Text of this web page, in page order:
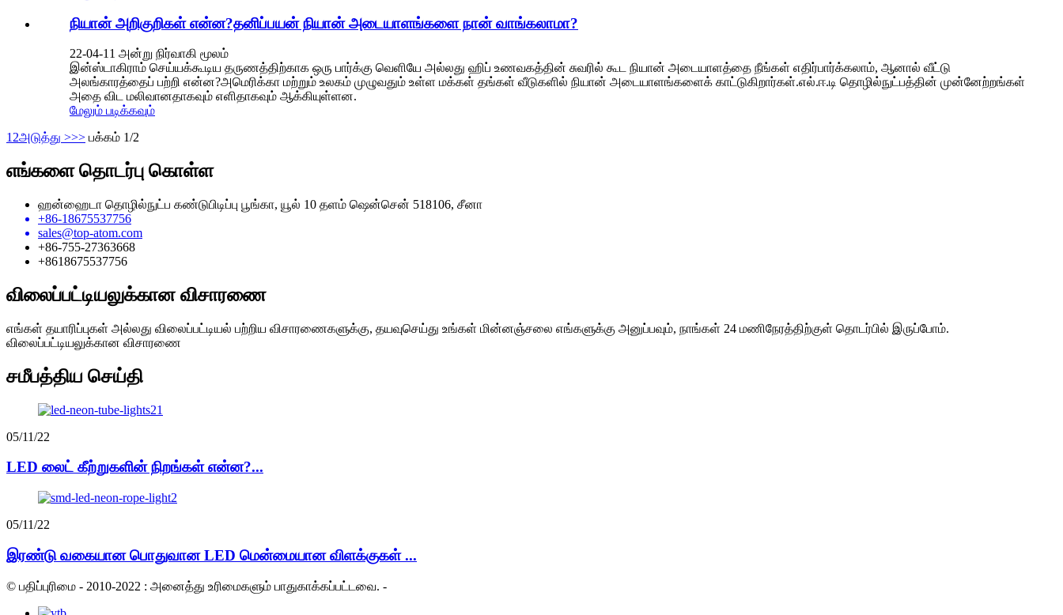
நியான் அறிகுறிகள் என்ன?தனிப்பயன் நியான் அடையாளங்களை நான் வாங்கலாமா?
22-04-11 அன்று நிர்வாகி மூலம்
இன்ஸ்டாகிராம் செய்யக்கூடிய தருணத்திற்காக ஒரு பார்க்கு வெளியே அல்லது ஹிப் உணவகத்தின் சுவரில் கூட நியான் அடையாளத்தை நீங்கள் எதிர்பார்க்கலாம், ஆனால் வீட்டு
அலங்காரத்தைப் பற்றி என்ன?அமெரிக்கா மற்றும் உலகம் முழுவதும் உள்ள மக்கள் தங்கள் வீடுகளில் நியான் அடையாளங்களைக் காட்டுகிறார்கள்.எல்.ஈ.டி தொழில்நுட்பத்தின் முன்னேற்றங்கள்
அதை விட மலிவானதாகவும் எளிதாகவும் ஆக்கியுள்ளன.
மேலும் படிக்கவும்
1 2அடுத்து >>> பக்கம் 1/2
எங்களை தொடர்பு கொள்ள
ஹன்ஹைடா தொழில்நுட்ப கண்டுபிடிப்பு பூங்கா, யூல் 10 தளம் ஷென்சென் 518106, சீனா
+86-18675537756
sales@top-atom.com
+86-755-27363668
+8618675537756
விலைப்பட்டியலுக்கான விசாரணை
எங்கள் தயாரிப்புகள் அல்லது விலைப்பட்டியல் பற்றிய விசாரணைகளுக்கு, தயவுசெய்து உங்கள் மின்னஞ்சலை எங்களுக்கு அனுப்பவும், நாங்கள் 24 மணிநேரத்திற்குள் தொடர்பில் இருப்போம்.
விலைப்பட்டியலுக்கான விசாரணை
சமீபத்திய செய்தி
05/11/22
LED லைட் கீற்றுகளின் நிறங்கள் என்ன?...
05/11/22
இரண்டு வகையான பொதுவான LED மென்மையான விளக்குகள் ...
© பதிப்புரிமை - 2010-2022 : அனைத்து உரிமைகளும் பாதுகாக்கப்பட்டவை. -